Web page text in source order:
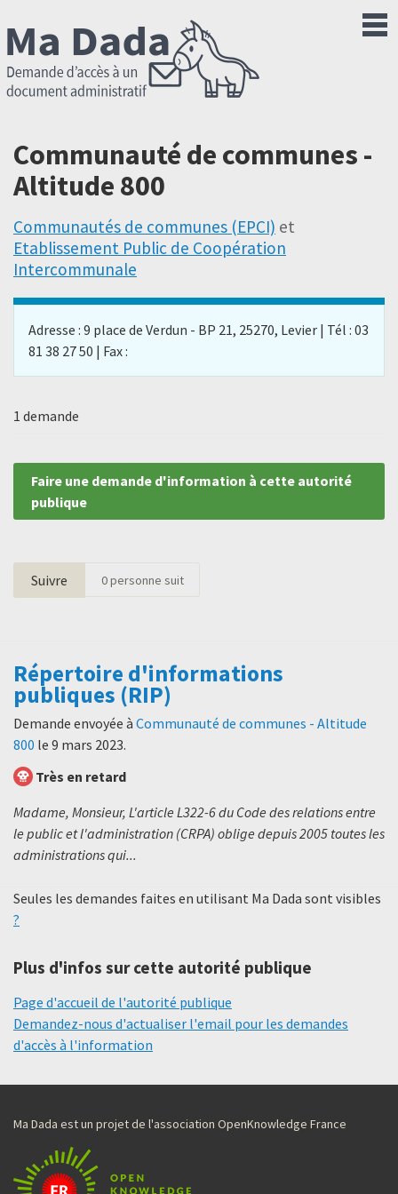
Communauté de communes -
Altitude 800
Communautés de communes (EPCI) et
Etablissement Public de Coopération
Intercommunale
Adresse : 9 place de Verdun - BP 21, 25270, Levier | Tél : 03
81 38 27 50 | Fax :
1 demande
Faire une demande d'information à cette autorité
publique
Suivre 0personne suit
Répertoire d'informations
publiques (RIP)
Demande envoyée à Communauté de communes - Altitude
800 le 9 mars 2023.
Très en retard
Madame, Monsieur, L'article L322-6 du Code des relations entre
le public et l'administration (CRPA) oblige depuis 2005 toutes les
administrations qui...
Seules les demandes faites en utilisant Ma Dada sont visibles
?
Plus d'infos sur cette autorité publique
Page d'accueil de l'autorité publique
Demandez-nous d'actualiser l'email pour les demandes
d'accès à l'information
Ma Dada est un projet de l'association OpenKnowledge France